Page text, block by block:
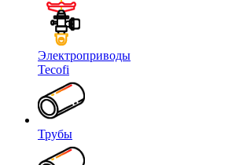
Электроприводы
Tecofi
Трубы